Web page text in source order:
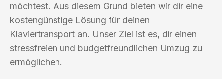
möchtest. Aus diesem Grund bieten wir dir eine
kostengünstige Lösung für deinen
Klaviertransport an. Unser Ziel ist es, dir einen
stressfreien und budgetfreundlichen Umzug zu
ermöglichen.